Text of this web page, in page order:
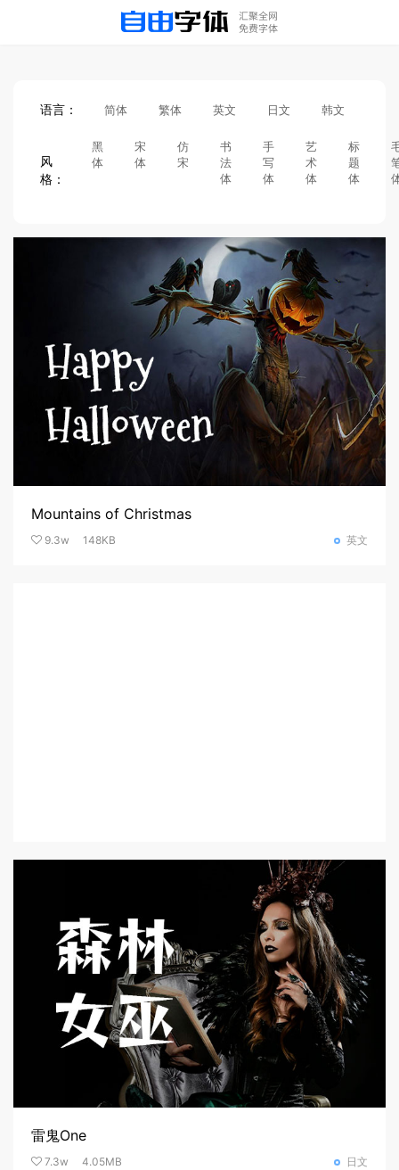
语言： 简体 繁体 英文 日文 韩文
风
格：
黑
体
宋
体
仿
宋
书
法
体
手
写
体
艺
术
体
标
题
体
Mountains of Christmas
9.3w 148KB 英文
雷鬼One
7.3w 4.05MB 日文